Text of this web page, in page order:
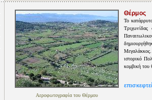
Αεροφωτογραφία του Θέρμου
Θέρμος
Το
ιστορικό
κομβική του